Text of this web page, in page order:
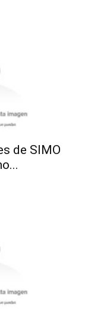
de SIMO